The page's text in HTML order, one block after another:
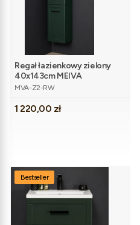
Regał łazienkowy zielony
40x143cm MEIVA
Kod produktu
MVA-Z2-RW
Cena
1 220,00 zł
Bestseller